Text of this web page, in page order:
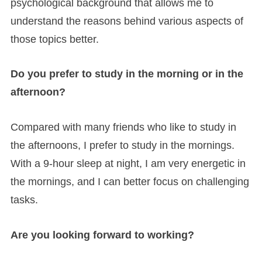
psychological background that allows me to
understand the reasons behind various aspects of
those topics better.
Do you prefer to study in the morning or in the
afternoon?
Compared with many friends who like to study in
the afternoons, I prefer to study in the mornings.
With a 9-hour sleep at night, I am very energetic in
the mornings, and I can better focus on challenging
tasks.
Are you looking forward to working?